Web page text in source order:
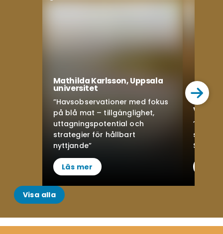
Mathilda Karlsson, Uppsala
universitet
”Havsobservationer med fokus
på blå mat – tillgänglighet,
uttagningspotential och
strategier för hållbart
nyttjande”
Läs mer
Vita
Visa alla